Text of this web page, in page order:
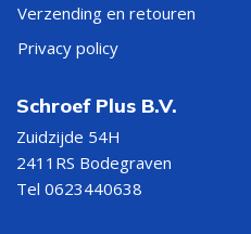
Verzending en retouren
Privacy policy
Schroef Plus B.V.
Zuidzijde 54H
2411RS Bodegraven
Tel 0623440638